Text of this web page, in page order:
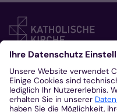
Kontakt
Bischöfliches